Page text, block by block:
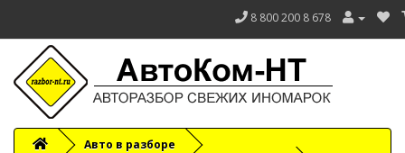
8 800 200 8 678
Авто в разборе